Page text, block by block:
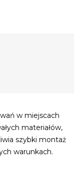
w miejscach
materiałów,
szybki montaż
warunkach.